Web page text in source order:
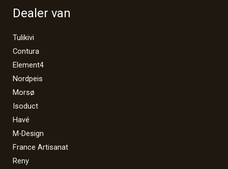
Dealer van
Tulikivi
Contura
Element4
Nordpeis
Morsø
Isoduct
Havé
M-Design
France Artisanat
Reny